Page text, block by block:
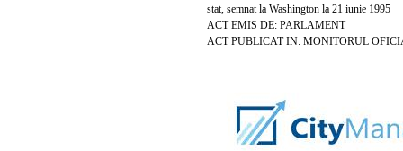
stat, semnat la Washington la 21 iunie 1995
ACT EMIS DE: PARLAMENT
ACT PUBLICAT IN: MONITORUL